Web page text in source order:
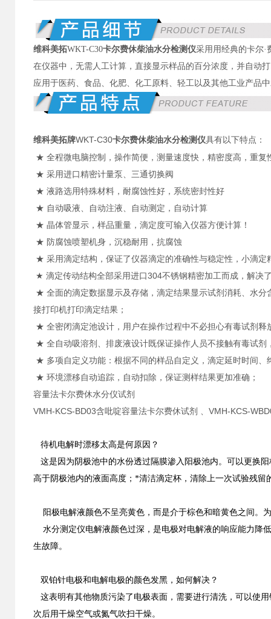
维科美拓WKT-C30卡尔费休柴油水分检测仪采用用经典的卡尔
在仪器中，无需人工计算，直接显示样品的百分浓度，并自动
应用于医药、食品、化肥、化工原料、轻工以及其他工业产品
维科美拓牌WKT-C30卡尔费休柴油水分检测仪具有以下特点：
★ 全程微电脑控制，操作简便，测量速度快，精密度高，重复
★ 采用进口精密计量泵、三通切换阀
★ 液路选用特殊材料，耐腐蚀性好，系统密封性好
★ 自动吸液、自动注液、自动测定，自动计算
★ 晶体管显示，样品重量，滴定度可输入仪器方便计算！
★ 防腐蚀喷塑机身，沉稳耐用，抗腐蚀
★ 采用滴定结构，保证了仪器滴定的准确性与稳定性，小滴定
★ 滴定传动结构全部采用进口304不锈钢精密加工而成，解决
★ 全面的滴定数据显示及存储，滴定结果显示试剂消耗、水
接打印机打印滴定结果；
★ 全密闭滴定池设计，用户在操作过程中不必担心有毒试剂释
★ 全自动吸溶剂、排废液设计既保证操作人员不接触有毒试剂
★ 多项自定义功能：根据不同的样品自定义，滴定延时时间、
★ 环境漂移自动追踪，自动扣除，保证测样结果更加准确；
容量法卡尔费休水分仪试剂
VMH-KCS-BD03含吡啶容量法卡尔费休试剂 、VMH-KCS-
待机电解时漂移太高是何原因？
这是因为阴极池中的水份透过隔膜渗入阳极池内。可以更换
高于阴极池内的液面高度；*清洁滴定杯，清除上一次试验残
阳极电解液颜色不呈亮黄色，而是介于棕色和暗黄色
水分测定仪电解液颜色过深，是电极对电解液的响应能力降
生故障。
双铂针电极和电解电极的颜色发黑，如何解决？
这表明有其他物质污染了电极表面，需要进行清洗，可以使
次后用干燥空气或氮气吹扫干燥。